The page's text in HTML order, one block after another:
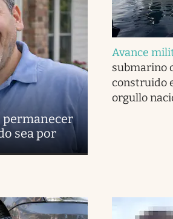
permanecer
sea por
Avance
submarino
construido
orgullo